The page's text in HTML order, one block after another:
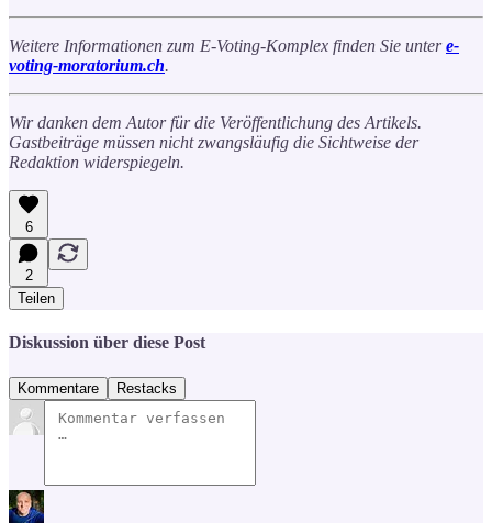
Weitere Informationen zum E-Voting-Komplex finden Sie untere-
voting-moratorium.ch.
Wir danken dem Autor für die Veröffentlichung des Artikels.
Gastbeiträge müssen nicht zwangsläufig die Sichtweise der
Redaktion widerspiegeln.
6
2
Teilen
Diskussion über diese Post
Kommentare Restacks